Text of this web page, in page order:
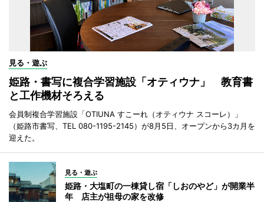
見る・遊ぶ
姫路・書写に複合学習施設「オティウナ」 教育書
と工作機材そろえる
会員制複合学習施設「OTIUNA すこーれ（オティウナ スコーレ）」
（姫路市書写、TEL 080-1195-2145）が8月5日、オープンから3カ月を
迎えた。
見る・遊ぶ
姫路・大塩町の一棟貸し宿「しおのやど」が開業半
年 店主が祖母の家を改修